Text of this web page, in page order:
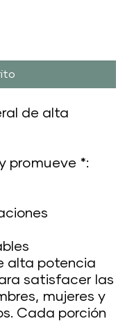
de alta
promueve *:
alta potencia
satisfacer las
mujeres y
Cada porción